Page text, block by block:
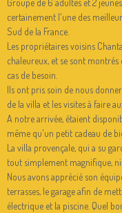
Groupe de 6 adultes et 2
certainement l'une des
Sud de la France.
Les propriétaires voisins
chaleureux, et se sont
cas de besoin.
Ils ont pris soin de nous
de la villa et les visites à faire
A notre arrivée, étaient
même qu'un petit cadeau de
La villa provençale, qui a su
tout simplement magnifique,
Nous avons apprécié son
terrasses, le garage afin de
électrique et la piscine. Quel